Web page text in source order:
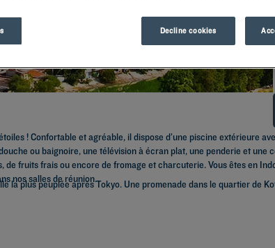
! Confortable et agréable, il dispose d’une piscine extérieure
ou baignoire, une télévision à écran plat, une penderie et
fruits frais ou encore de fromage et charcuterie. Vous êtes en
nos salles de réunion.
la plus peuplée après Tokyo. Une promenade dans le quartier de
Decline cookies